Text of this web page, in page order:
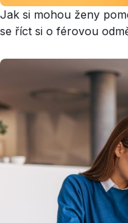
Jak si mohou ženy
se říct si o férovou